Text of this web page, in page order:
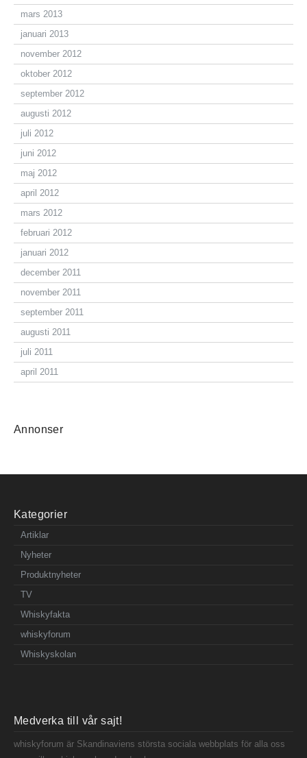
mars 2013
januari 2013
november 2012
oktober 2012
september 2012
augusti 2012
juli 2012
juni 2012
maj 2012
april 2012
mars 2012
februari 2012
januari 2012
december 2011
november 2011
september 2011
augusti 2011
juli 2011
april 2011
Annonser
Kategorier
Artiklar
Nyheter
Produktnyheter
TV
Whiskyfakta
whiskyforum
Whiskyskolan
Medverka till vår sajt!
whiskyforum är Skandinaviens största sociala webbplats för alla oss